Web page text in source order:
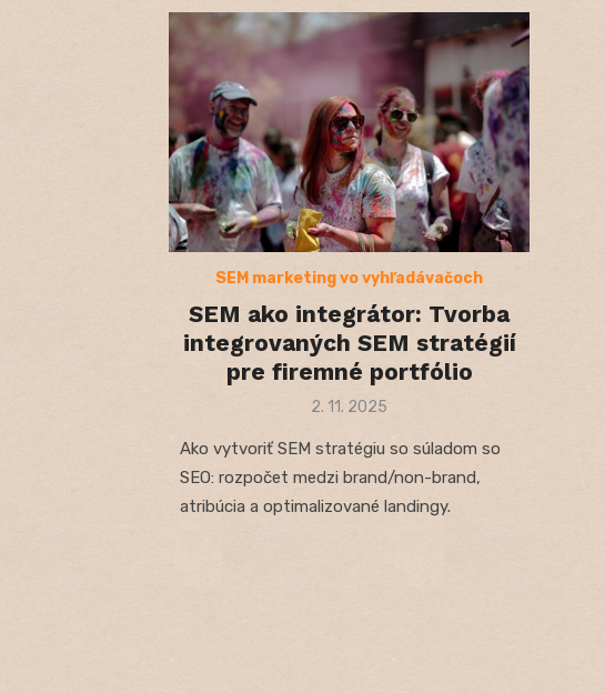
SEM marketing vo vyhľadávačoch
SEM ako integrátor: Tvorba
integrovaných SEM stratégií
pre firemné portfólio
Posted
2. 11. 2025
Ako vytvoriť SEM stratégiu so súladom so
SEO: rozpočet medzi brand/non-brand,
atribúcia a optimalizované landingy.